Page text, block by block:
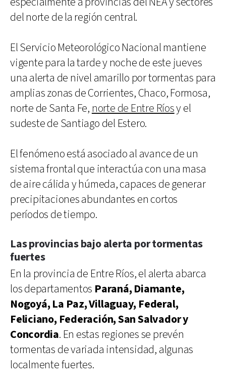
del norte de la región central.
El Servicio Meteorológico Nacional mantiene
vigente para la tarde y noche de este jueves
una alerta de nivel amarillo por tormentas para
amplias zonas de Corrientes, Chaco, Formosa,
norte de Santa Fe, norte de Entre Ríosy el
sudeste de Santiago del Estero.
El fenómeno está asociado al avance de un
sistema frontal que interactúa con una masa
de aire cálida y húmeda, capaces de generar
precipitaciones abundantes en cortos
períodos de tiempo.
Las provincias bajo alerta por tormentas
fuertes
En la provincia de Entre Ríos, el alerta abarca
los departamentos Paraná, Diamante,
Nogoyá, La Paz, Villaguay, Federal,
Feliciano, Federación, San Salvador y
Concordia. En estas regiones se prevén
tormentas de variada intensidad, algunas
localmente fuertes.